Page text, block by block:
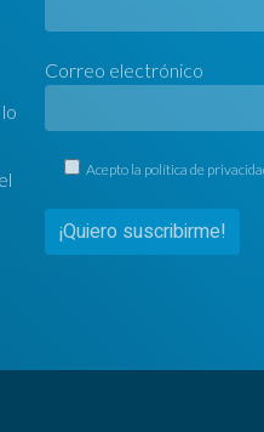
Correo electrónico
Acepto la política de